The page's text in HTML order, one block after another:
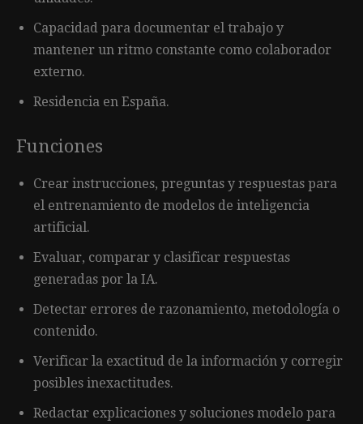
Capacidad para documentar el trabajo y
mantener un ritmo constante como colaborador
externo.
Residencia en España.
Funciones
Crear instrucciones, preguntas y respuestas para
el entrenamiento de modelos de inteligencia
artificial.
Evaluar, comparar y clasificar respuestas
generadas por la IA.
Detectar errores de razonamiento, metodología o
contenido.
Verificar la exactitud de la información y corregir
posibles inexactitudes.
Redactar explicaciones y soluciones modelo para